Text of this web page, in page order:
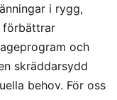
i rygg,
förbättrar
och
skräddarsydd
behov. För oss